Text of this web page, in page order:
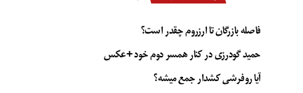
فاصله بازرگان تا ارزروم چقدر است؟
حمید گودرزی در کنار همسر دوم خود +عکس
آیا روفرشی کشدار جمع میشه؟